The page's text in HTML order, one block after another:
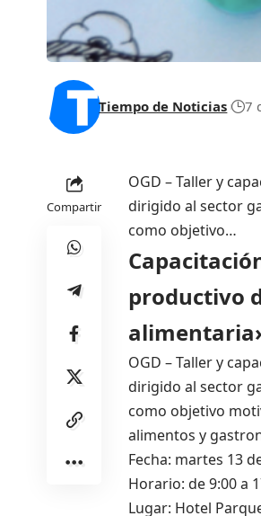
Tiempo de Noticias 7
Compartir
OGD – Taller y
dirigido al sector
como objetivo…
productivo
OGD – Taller y
dirigido al sector
como objetivo
alimentos y
Fecha: martes 13
Horario: de 9:00 a
Lugar: Hotel